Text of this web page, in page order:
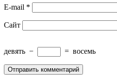
E-mail *
Сайт
девять − = восемь